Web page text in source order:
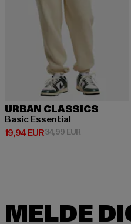
URBAN CLASSICS
Basic Essential
19,94 EUR
Derzeitiger Preis: 19,94 EUR
34,99 EURAktionspreis:
MELDE